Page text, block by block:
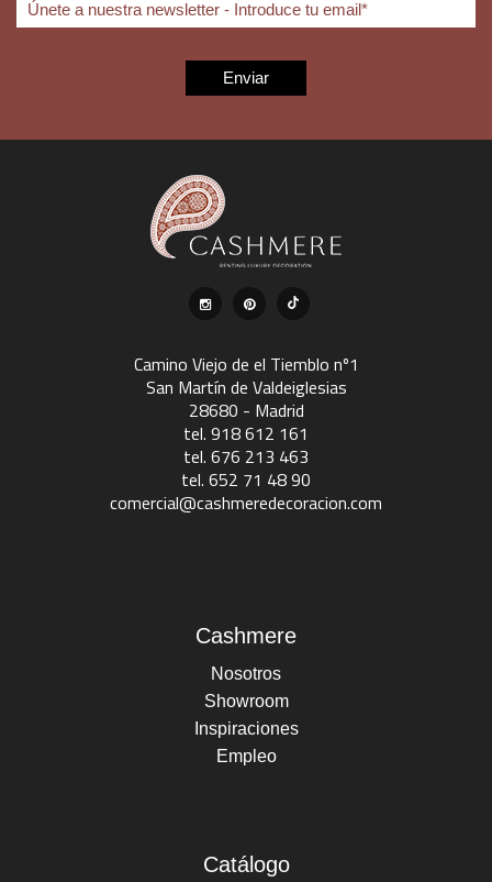
Camino Viejo de el Tiemblo nº1
San Martín de Valdeiglesias
28680 - Madrid
tel. 918 612 161
tel. 676 213 463
tel. 652 71 48 90
comercial@cashmeredecoracion.com
Cashmere
Nosotros
Showroom
Inspiraciones
Empleo
Catálogo